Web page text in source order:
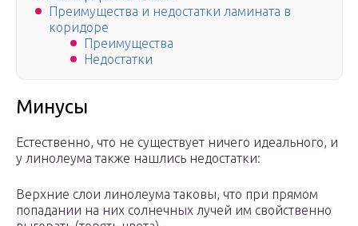
Преимущества и недостатки ламината в
коридоре
Преимущества
Недостатки
Минусы
Естественно, что не существует ничего идеального, и
у линолеума также нашлись недостатки:
Верхние слои линолеума таковы, что при прямом
попадании на них солнечных лучей им свойственно